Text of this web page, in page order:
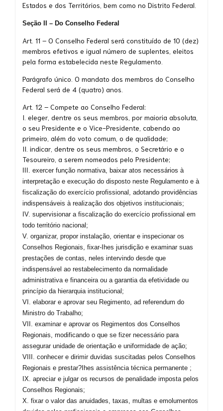
Estados e dos Territórios, bem como no Distrito Federal.
Seção II – Do Conselho Federal
Art. 11 – O Conselho Federal será constituído de 10 (dez)
membros efetivos e igual número de suplentes, eleitos
pela forma estabelecida neste Regulamento.
Parágrafo único. O mandato dos membros do Conselho
Federal será de 4 (quatro) anos.
Art. 12 – Compete ao Conselho Federal:
I. eleger, dentre os seus membros, por maioria absoluta,
o seu Presidente e o Vice-Presidente, cabendo ao
primeiro, além do voto comum, o de qualidade;
II. indicar, dentre os seus membros, o Secretário e o
Tesoureiro, a serem nomeados pelo Presidente;
III. exercer função normativa, baixar atos necessários à
interpretação e execução do disposto neste Regulamento e à
fiscalização do exercício profissional, adotando providências
indispensáveis à realização dos objetivos institucionais;
IV. supervisionar a fiscalização do exercício profissional em
todo território nacional;
V. organizar, propor instalação, orientar e inspecionar os
Conselhos Regionais, fixar-Ihes jurisdição e examinar suas
prestações de contas, neles intervindo desde que
indispensável ao restabelecimento da normalidade
administrativa e financeira ou a garantia da efetividade ou
princípio da hierarquia institucional;
VI. elaborar e aprovar seu Regimento, ad referendum do
Ministro do Trabalho;
VII. examinar e aprovar os Regimentos dos Conselhos
Regionais, modificando o que se fizer necessário para
assegurar unidade de orientação e uniformidade de ação;
VIII. conhecer e dirimir duvidas suscitadas pelos Conselhos
Regionais e prestar?Ihes assistência técnica permanente ;
IX. apreciar e julgar os recursos de penalidade imposta pelos
Conselhos Regionais;
X. fixar o valor das anuidades, taxas, multas e emolumentos